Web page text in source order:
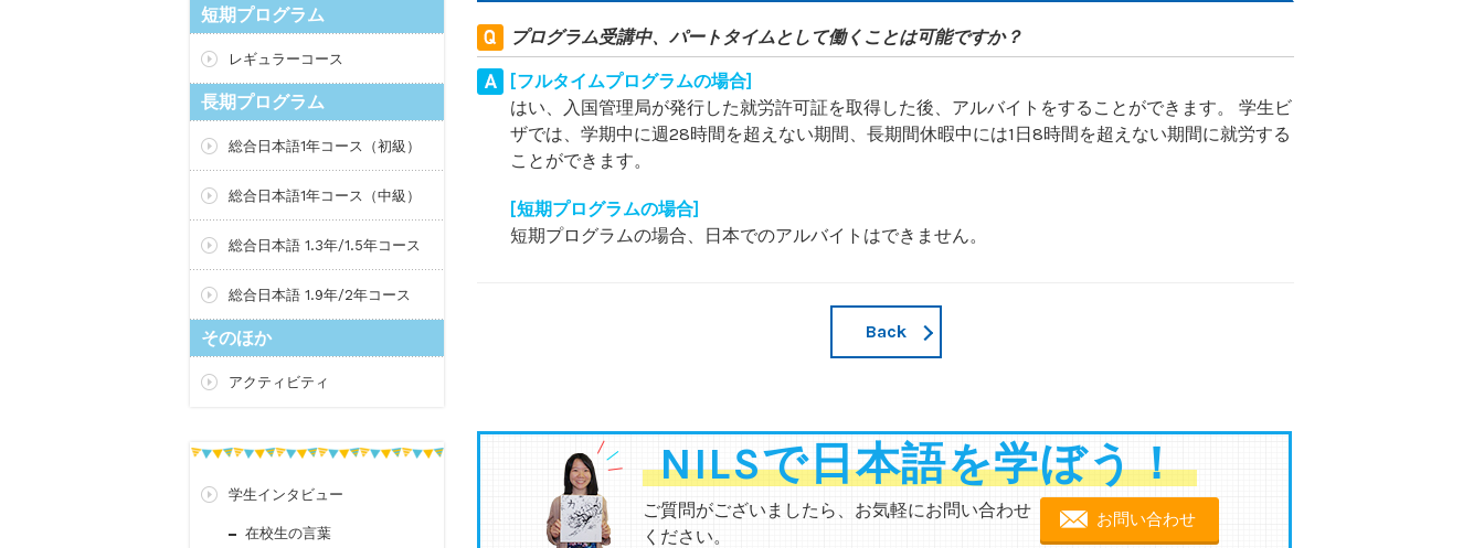
短期プログラム
レギュラーコース
長期プログラム
総合日本語1年コース（初級）
総合日本語1年コース（中級）
総合日本語 1.3年/1.5年コース
総合日本語 1.9年/2年コース
そのほか
アクティビティ
学生インタビュー
在校生の言葉
プログラム受講中、パートタイムとして働くことは可能ですか？
[フルタイムプログラムの場合]
はい、入国管理局が発行した就労許可証を取得した後、アルバイトをすることができます。 学生ビ
ザでは、学期中に週28時間を超えない期間、長期間休暇中には1日8時間を超えない期間に就労する
ことができます。
[短期プログラムの場合]
短期プログラムの場合、日本でのアルバイトはできません。
Back
NILSで日本語を学ぼう！
ご質問がございましたら、お気軽にお問い合わせ
ください。
お問い合わせ